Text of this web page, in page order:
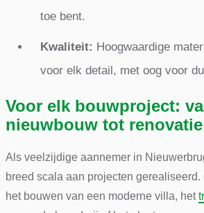
toe bent.
Kwaliteit: Hoogwaardige
voor elk detail, met oog voor
Voor elk bouwproject:
nieuwbouw tot renovatie
Als veelzijdige aannemer in
breed scala aan projecten gerealiseerd.
het bouwen van een moderne villa, het